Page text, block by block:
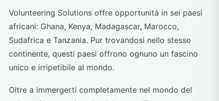
Volunteering Solutions offre opportunità in sei paesi
africani: Ghana, Kenya, Madagascar, Marocco,
Sudafrica e Tanzania. Pur trovandosi nello stesso
continente, questi paesi offrono ognuno un fascino
unico e irripetibile al mondo.
Oltre a immergerti completamente nel mondo del